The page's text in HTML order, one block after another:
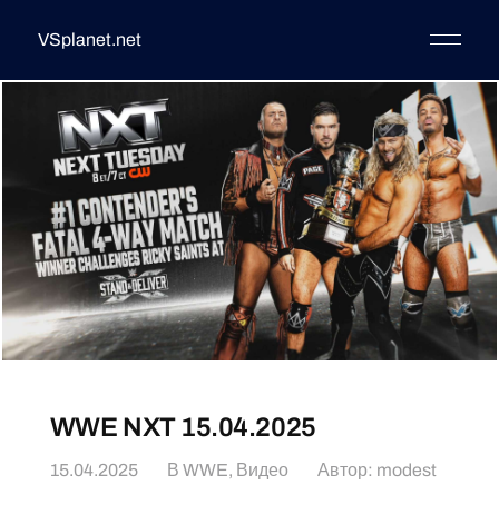
VSplanet.net
WWE NXT 15.04.2025
15.04.2025 В WWE, Видео Автор: modest